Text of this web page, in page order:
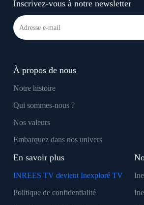
Inscrivez-vous à notre newsletter
À propos de nous
Notre histoire
Qui sommes-nous ?
Nos valeurs
Embarquez dans nos univers
En savoir plus
INREES TV devient Inexploré TV
Politique de confidentialité